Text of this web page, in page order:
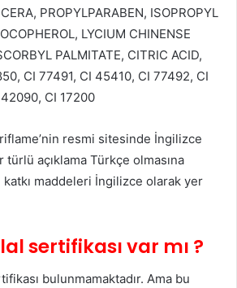
PROPYLPARABEN, ISOPROPYL
LYCIUM CHINENSE
PALMITATE, CITRIC ACID,
CI 77491, CI 45410, CI 77492, CI
CI 17200
resmi sitesinde İngilizce
açıklama Türkçe olmasına
maddeleri İngilizce olarak yer
sertifikası var mı ?
bulunmamaktadır. Ama bu